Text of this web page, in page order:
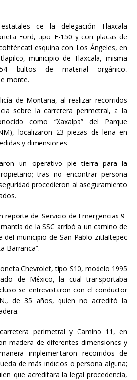
de la delegación Tlaxcala
Ford, tipo F-150 y con placas de
esquina con Los Ángeles, en
municipio de Tlaxcala, misma
bultos de material orgánico,
monte.
de Montaña, al realizar recorridos
sobre la carretera perimetral, a la
como “Xaxalpa” del Parque
localizaron 23 piezas de leña en
y dimensiones.
un operativo pie tierra para la
tras no encontrar persona
procedieron al aseguramiento
reporte del Servicio de Emergencias 9-
de la SSC arribó a un camino de
del municipio de San Pablo Zitlaltépec
Barranca”.
Chevrolet, tipo S10, modelo 1995
de México, la cual transportaba
se entrevistaron con el conductor
de 35 años, quien no acreditó la
perimetral y Camino 11, en
madera de diferentes dimensiones y
implementaron recorridos de
de más indicios o persona alguna;
que acreditara la legal procedencia,